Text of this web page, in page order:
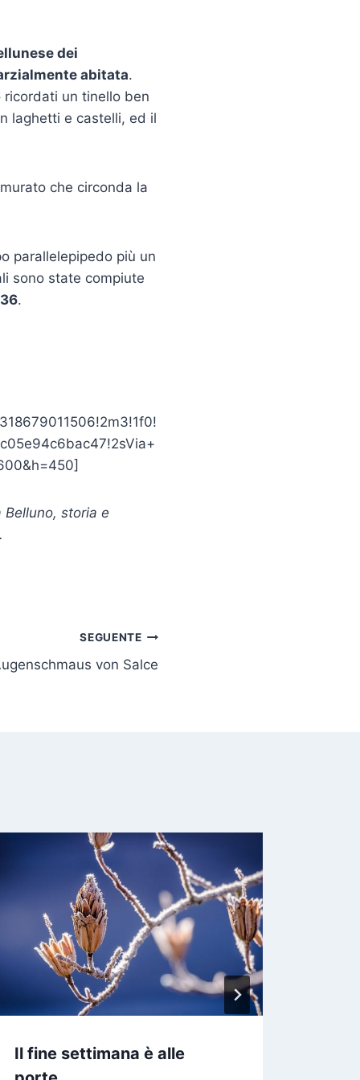
dei
abitata.
ricordati un tinello ben
laghetti e castelli, ed il
che circonda la
parallelepipedo più un
sono state compiute
.
Belluno, storia e
.
SEGUENTE
von Salce
Il fine settimana è alle